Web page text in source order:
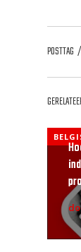
POSTTAG